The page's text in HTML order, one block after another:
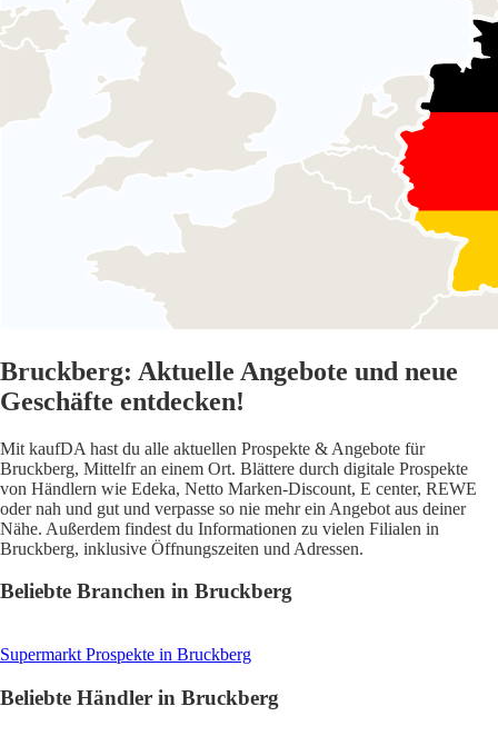
Bruckberg: Aktuelle Angebote und neue
Geschäfte entdecken!
Mit kaufDA hast du alle aktuellen Prospekte & Angebote für
Bruckberg, Mittelfr an einem Ort. Blättere durch digitale Prospekte
von Händlern wie Edeka, Netto Marken-Discount, E center, REWE
oder nah und gut und verpasse so nie mehr ein Angebot aus deiner
Nähe. Außerdem findest du Informationen zu vielen Filialen in
Bruckberg, inklusive Öffnungszeiten und Adressen.
Beliebte Branchen in Bruckberg
Supermarkt Prospekte in Bruckberg
Beliebte Händler in Bruckberg